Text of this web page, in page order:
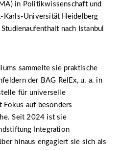
in Politikwissenschaft und
Karls-Universität Heidelberg
nach Istanbul
sammelte sie praktische
der BAG RelEx, u. a. in
für universelle
Fokus auf besonders
Seit 2024 ist sie
Integration
hinaus engagiert sie sich als